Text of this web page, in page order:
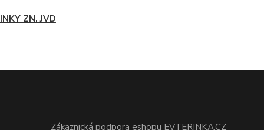
ZN. JVD
Zákaznická podpora eshopu EVTERINKA.CZ